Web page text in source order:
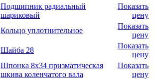
Подшипник радиальный
шариковый
Показать
цену
Кольцо уплотнительное
Показать
цену
Шайба 28
Показать
цену
Шпонка 8x34 призматическая
шкива коленчатого вала
Показать
цену